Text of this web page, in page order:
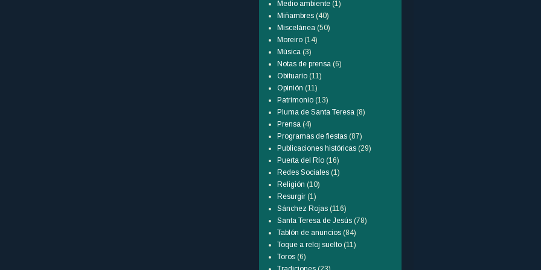
Medio ambiente (1)
Miñambres (40)
Miscelánea (50)
Moreiro (14)
Música (3)
Notas de prensa (6)
Obituario (11)
Opinión (11)
Patrimonio (13)
Pluma de Santa Teresa (8)
Prensa (4)
Programas de fiestas (87)
Publicaciones históricas (29)
Puerta del Río (16)
Redes Sociales (1)
Religión (10)
Resurgir (1)
Sánchez Rojas (116)
Santa Teresa de Jesús (78)
Tablón de anuncios (84)
Toque a reloj suelto (11)
Toros (6)